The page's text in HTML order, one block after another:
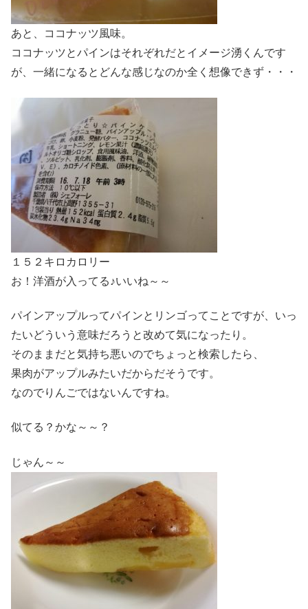
あと、ココナッツ風味。
ココナッツとパインはそれぞれだとイメージ湧くんです
が、一緒になるとどんな感じなのか全く想像できず・・・
１５２キロカロリー
お！洋酒が入ってる♪いいね～～
パインアップルってパインとリンゴってことですが、いっ
たいどういう意味だろうと改めて気になったり。
そのままだと気持ち悪いのでちょっと検索したら、
果肉がアップルみたいだからだそうです。
なのでりんごではないんですね。
似てる？かな～～？
じゃん～～